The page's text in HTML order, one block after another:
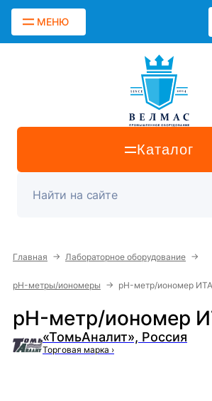
МЕНЮ
Каталог
Главная → Лабораторное оборудование →
pH-метры/иономеры → pH-метр/иономер
pH-метр/иономер
«ТомьАналит», Россия
Торговая марка ›